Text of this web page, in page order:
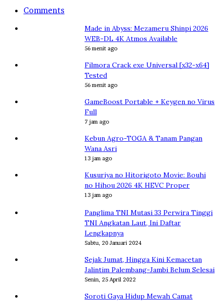
Comments
Made in Abyss: Mezameru Shinpi 2026
WEB-DL 4K Atmos Available
56 menit ago
Filmora Crack exe Universal [x32-x64]
Tested
56 menit ago
GameBoost Portable + Keygen no Virus
Full
7 jam ago
Kebun Agro-TOGA & Tanam Pangan
Wana Asri
13 jam ago
Kusuriya no Hitorigoto Movie: Bouhi
no Hihou 2026 4K HEVC Proper
13 jam ago
Panglima TNI Mutasi 33 Perwira Tinggi
TNI Angkatan Laut, Ini Daftar
Lengkapnya
Sabtu, 20 Januari 2024
Sejak Jumat, Hingga Kini Kemacetan
Jalintim Palembang-Jambi Belum Selesai
Senin, 25 April 2022
Soroti Gaya Hidup Mewah Camat